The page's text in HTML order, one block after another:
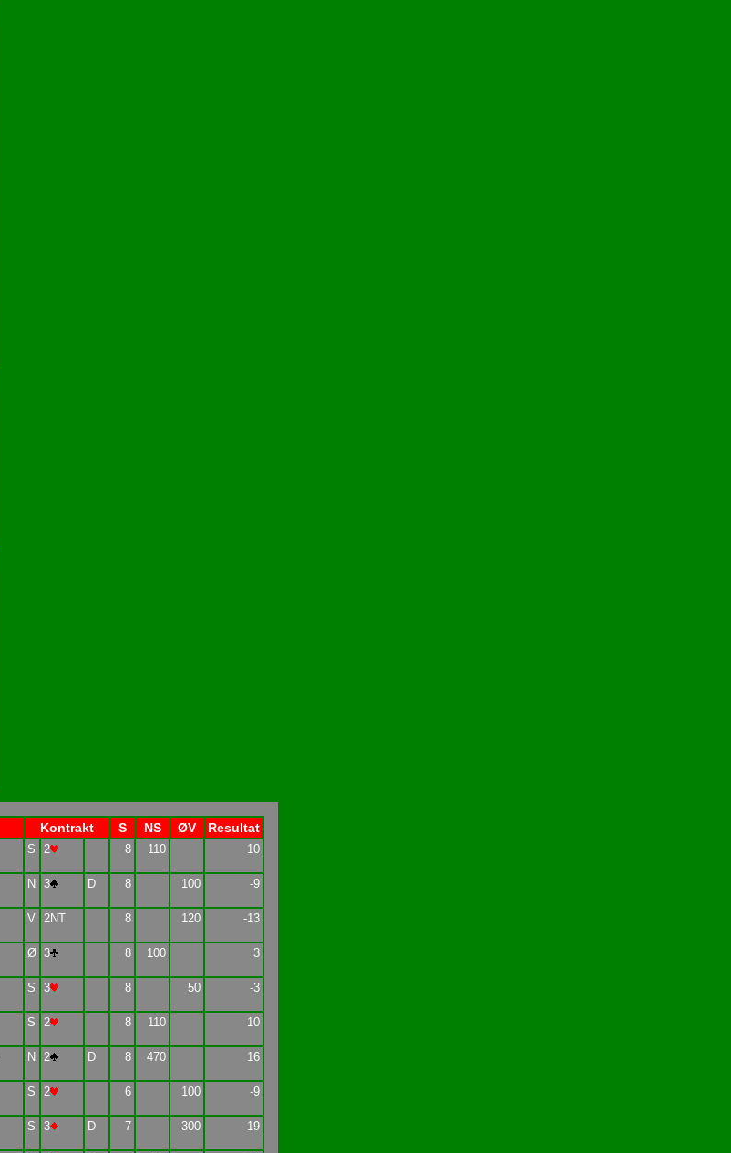
Kontrakt S NS ØV Resultat
S 2 8 110 10
N 3 D 8 100 -9
V 2NT 8 120 -13
Ø 3 8 100 3
S 3 8 50 -3
S 2 8 110 10
N 2 D 8 470 16
S 2 6 100 -9
S 3 D 7 300 -19